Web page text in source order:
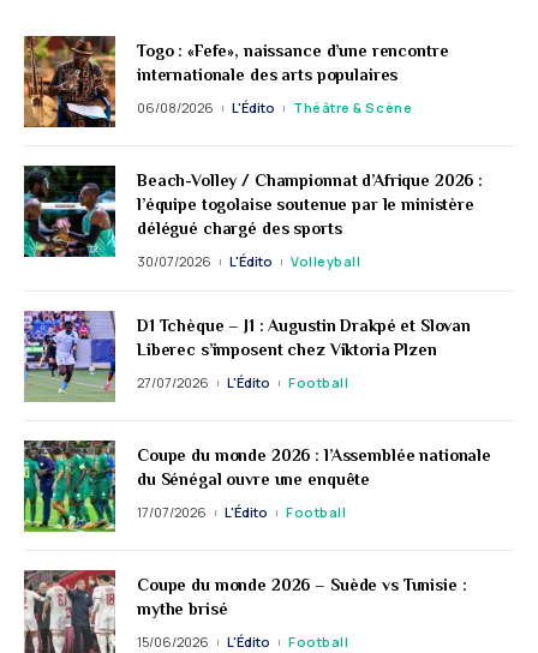
Togo : «Fefe», naissance d’une rencontre
internationale des arts populaires
06/08/2026 L'Édito Théâtre & Scène
Beach-Volley / Championnat d’Afrique 2026 :
l’équipe togolaise soutenue par le ministère
délégué chargé des sports
30/07/2026 L'Édito Volleyball
D1 Tchèque – J1 : Augustin Drakpé et Slovan
Liberec s’imposent chez Viktoria Plzen
27/07/2026 L'Édito Football
Coupe du monde 2026 : l’Assemblée nationale
du Sénégal ouvre une enquête
17/07/2026 L'Édito Football
Coupe du monde 2026 – Suède vs Tunisie :
mythe brisé
15/06/2026 L'Édito Football